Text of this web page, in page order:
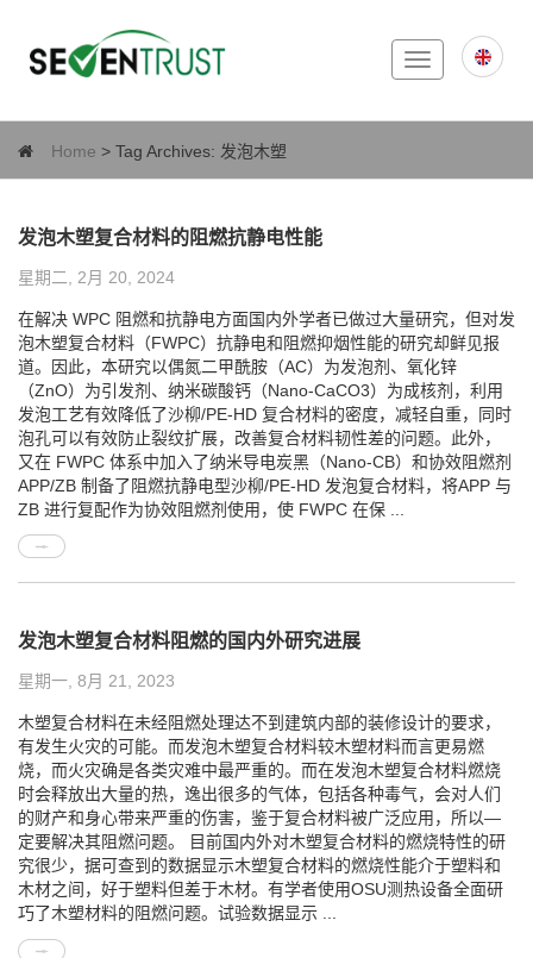
Toggle
navigation
Home > Tag Archives: 发泡木塑
发泡木塑复合材料的阻燃抗静电性能
星期二, 2月 20, 2024
在解决 WPC 阻燃和抗静电方面国内外学者已做过大量研究，但对发
泡木塑复合材料（FWPC）抗静电和阻燃抑烟性能的研究却鲜见报
道。因此，本研究以偶氮二甲酰胺（AC）为发泡剂、氧化锌
（ZnO）为引发剂、纳米碳酸钙（Nano-CaCO3）为成核剂，利用
发泡工艺有效降低了沙柳/PE-HD 复合材料的密度，减轻自重，同时
泡孔可以有效防止裂纹扩展，改善复合材料韧性差的问题。此外，
又在 FWPC 体系中加入了纳米导电炭黑（Nano-CB）和协效阻燃剂
APP/ZB 制备了阻燃抗静电型沙柳/PE-HD 发泡复合材料，将APP 与
ZB 进行复配作为协效阻燃剂使用，使 FWPC 在保 ...
发泡木塑复合材料阻燃的国内外研究进展
星期一, 8月 21, 2023
木塑复合材料在未经阻燃处理达不到建筑内部的装修设计的要求，
有发生火灾的可能。而发泡木塑复合材料较木塑材料而言更易燃
烧，而火灾确是各类灾难中最严重的。而在发泡木塑复合材料燃烧
时会释放出大量的热，逸出很多的气体，包括各种毒气，会对人们
的财产和身心带来严重的伤害，鉴于复合材料被广泛应用，所以—
定要解决其阻燃问题。 目前国内外对木塑复合材料的燃烧特性的研
究很少，据可查到的数据显示木塑复合材料的燃烧性能介于塑料和
木材之间，好于塑料但差于木材。有学者使用OSU测热设备全面研
巧了木塑材料的阻燃问题。试验数据显示 ...